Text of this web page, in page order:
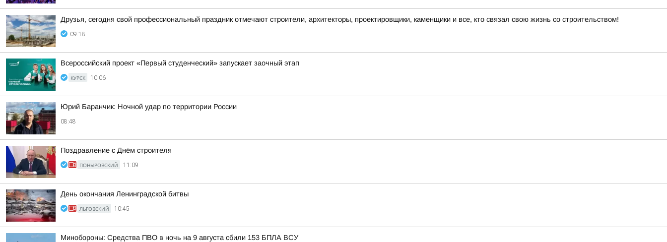
Друзья, сегодня свой профессиональный праздник отмечают строители, архитекторы, проектировщики, каменщики и все, кто связал свою жизнь со строительством!
09:18
Всероссийский проект «Первый студенческий» запускает заочный этап
КУРСК 10:06
Юрий Баранчик: Ночной удар по территории России
08:48
Поздравление с Днём строителя
ПОНЫРОВСКИЙ 11:09
День окончания Ленинградской битвы
ЛЬГОВСКИЙ 10:45
Минобороны: Средства ПВО в ночь на 9 августа сбили 153 БПЛА ВСУ